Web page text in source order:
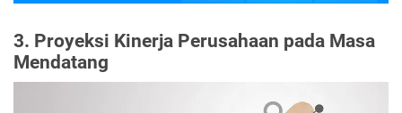
3. Proyeksi Kinerja Perusahaan pada Masa
Mendatang